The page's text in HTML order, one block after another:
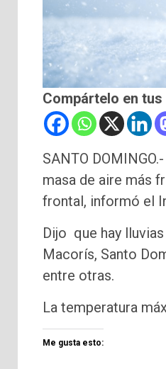
Compártelo en
SANTO
masa de aire más
frontal, informó el
Dijo que hay
Macorís, Santo
entre otras.
La temperatura
Me gusta esto: